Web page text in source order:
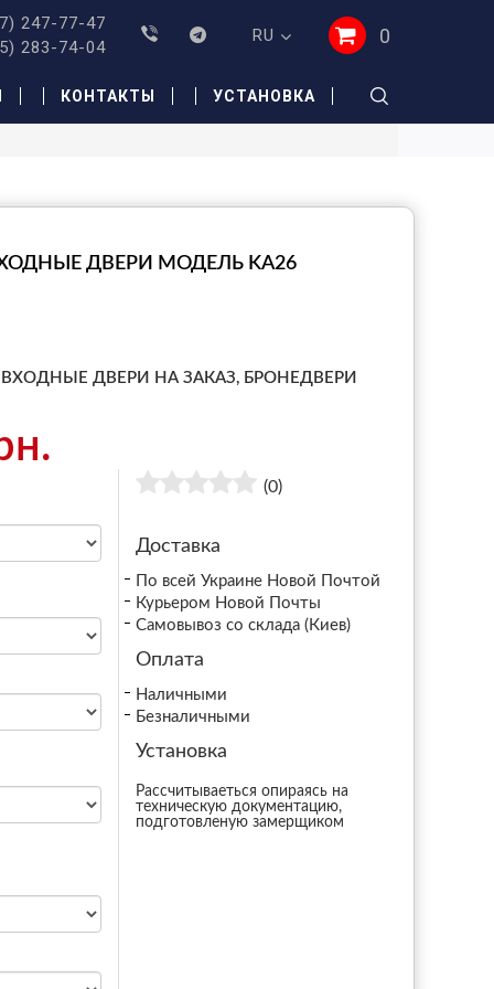
247-77-47
283-74-04
RU 0
КОНТАКТЫ УСТАНОВКА
ДВЕРИ МОДЕЛЬ KA26
ВХОДНЫЕ ДВЕРИ НА ЗАКАЗ, БРОНЕДВЕРИ
(0)
Доставка
По всей Украине Новой Почтой
Курьером Новой Почты
Самовывоз со склада (Киев)
Оплата
Наличными
Безналичными
Установка
Рассчитываеться опираясь на
техническую документацию,
подготовленую замерщиком